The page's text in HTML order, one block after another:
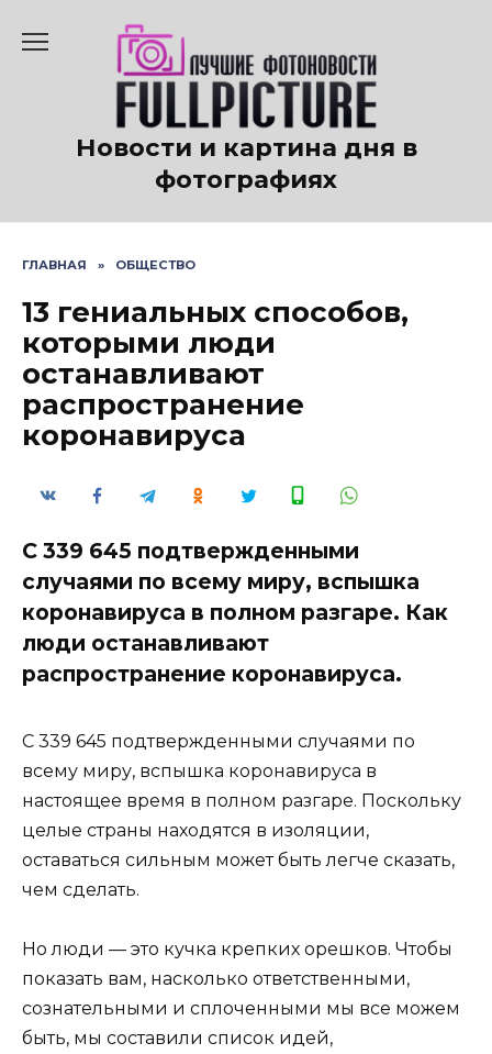
содержанию
Новости и картина дня в
фотографиях
ГЛАВНАЯ » ОБЩЕСТВО
13 гениальных способов,
которыми люди
останавливают
распространение
коронавируса
С 339 645 подтвержденными
случаями по всему миру, вспышка
коронавируса в полном разгаре. Как
люди останавливают
распространение коронавируса.
С 339 645 подтвержденными случаями по
всему миру, вспышка коронавируса в
настоящее время в полном разгаре. Поскольку
целые страны находятся в изоляции,
оставаться сильным может быть легче сказать,
чем сделать.
Но люди — это кучка крепких орешков. Чтобы
показать вам, насколько ответственными,
сознательными и сплоченными мы все можем
быть, мы составили список идей,